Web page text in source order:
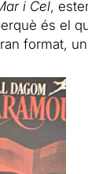
i Cel,
és el
format,